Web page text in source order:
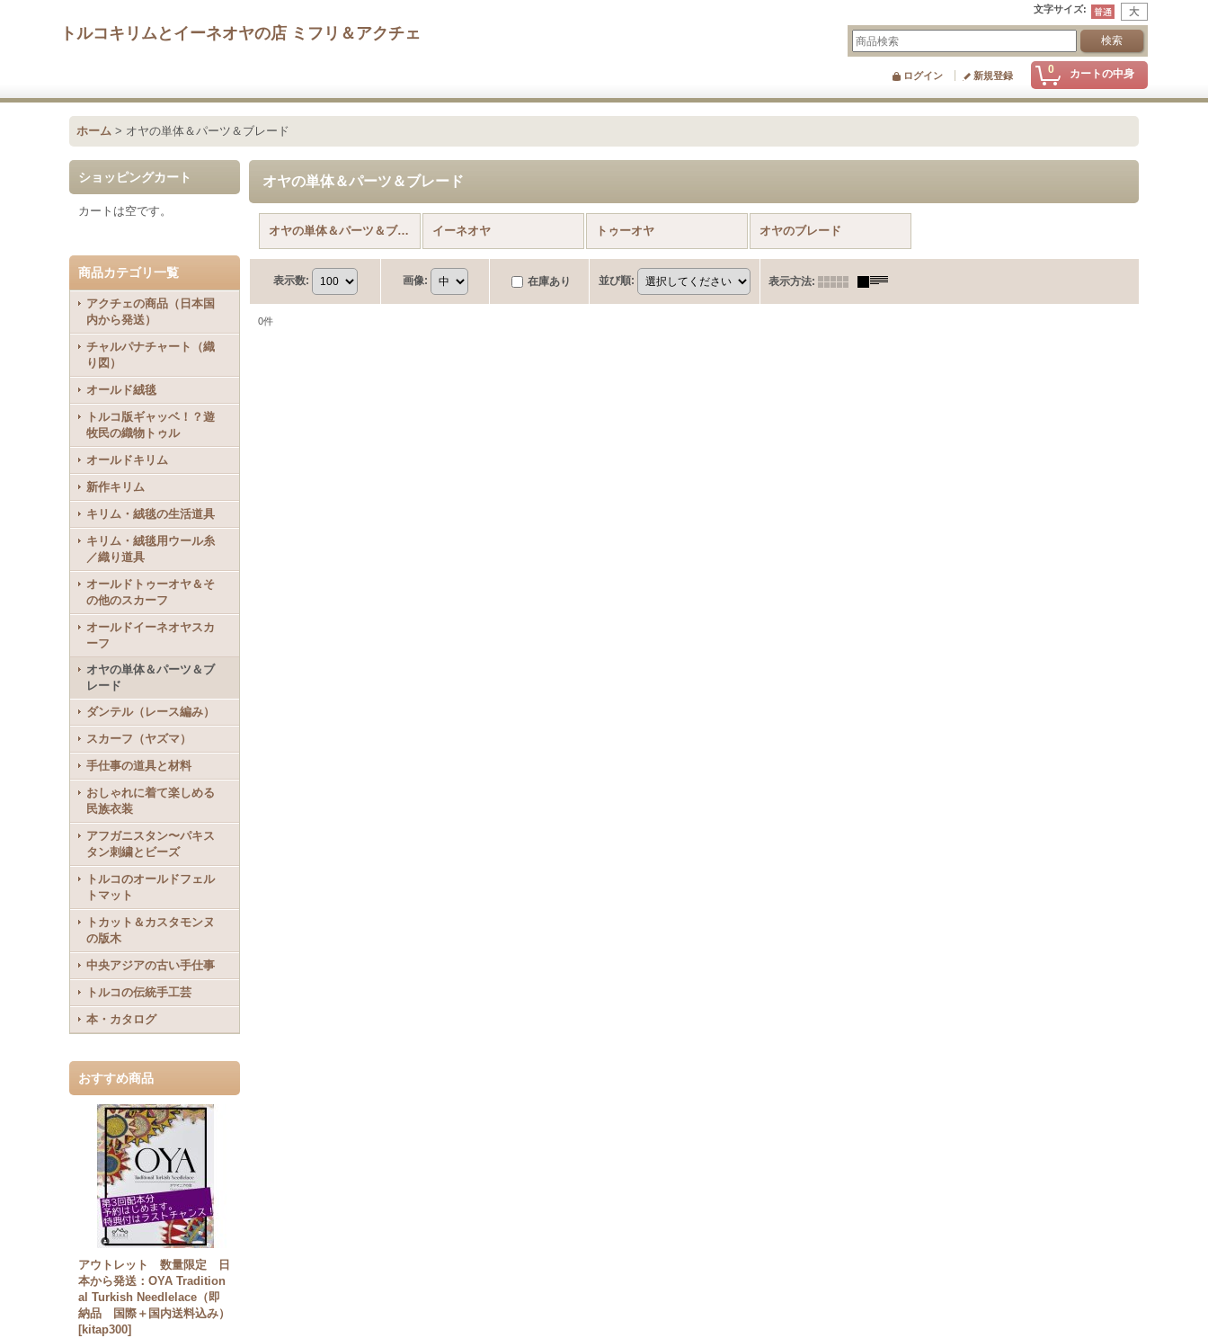
文字サイズ:
トルコキリムとイーネオヤの店 ミフリ＆アクチェ
0 カートの中身
ログイン 新規登録
ホーム > オヤの単体＆パーツ＆ブレード
ショッピングカート
カートは空です。
商品カテゴリ一覧
アクチェの商品（日本国
内から発送）
チャルパナチャート（織
り図）
オールド絨毯
トルコ版ギャッベ！？遊
牧民の織物トゥル
オールドキリム
新作キリム
キリム・絨毯の生活道具
キリム・絨毯用ウール糸
／織り道具
オールドトゥーオヤ＆そ
の他のスカーフ
オールドイーネオヤスカ
ーフ
オヤの単体＆パーツ＆ブ
レード
ダンテル（レース編み）
スカーフ（ヤズマ）
手仕事の道具と材料
おしゃれに着て楽しめる
民族衣装
アフガニスタン〜パキス
タン刺繍とビーズ
トルコのオールドフェル
トマット
トカット＆カスタモンヌ
の版木
中央アジアの古い手仕事
トルコの伝統手工芸
本・カタログ
おすすめ商品
アウトレット 数量限定 日
本から発送：OYA Tradition
al Turkish Needlelace（即
納品 国際＋国内送料込み）
[kitap300]
オヤの単体＆パーツ＆ブレード
オヤの単体＆パーツ＆ブレード (全商品) イーネオヤ トゥーオヤ オヤのブレード
表示数: 画像: 在庫あり 並び順: 表示方法:
0件